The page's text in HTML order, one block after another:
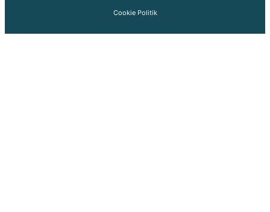
Cookie Politik